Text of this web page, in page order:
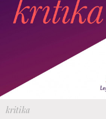
kritika